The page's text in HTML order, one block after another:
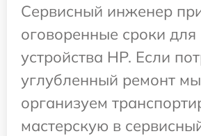
Сервисный инженер
оговоренные сроки для
устройства HP. Если
углубленный ремонт мы
организуем
мастерскую в